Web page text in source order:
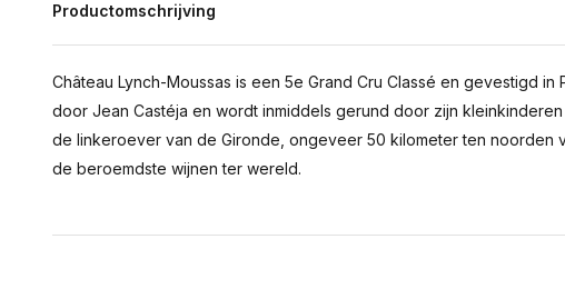
Productomschrijving
Château Lynch-Moussas is een 5e Grand Cru Classé en gevestigd in
door Jean Castéja en wordt inmiddels gerund door zijn kleinkinderen
de linkeroever van de Gironde, ongeveer 50 kilometer ten noorden
de beroemdste wijnen ter wereld.